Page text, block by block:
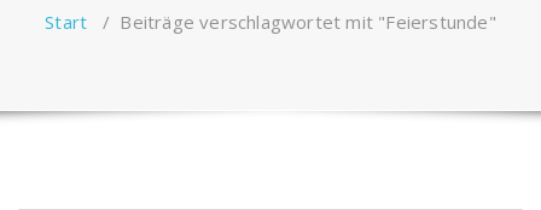
Start / Beiträge verschlagwortet mit "Feierstunde"